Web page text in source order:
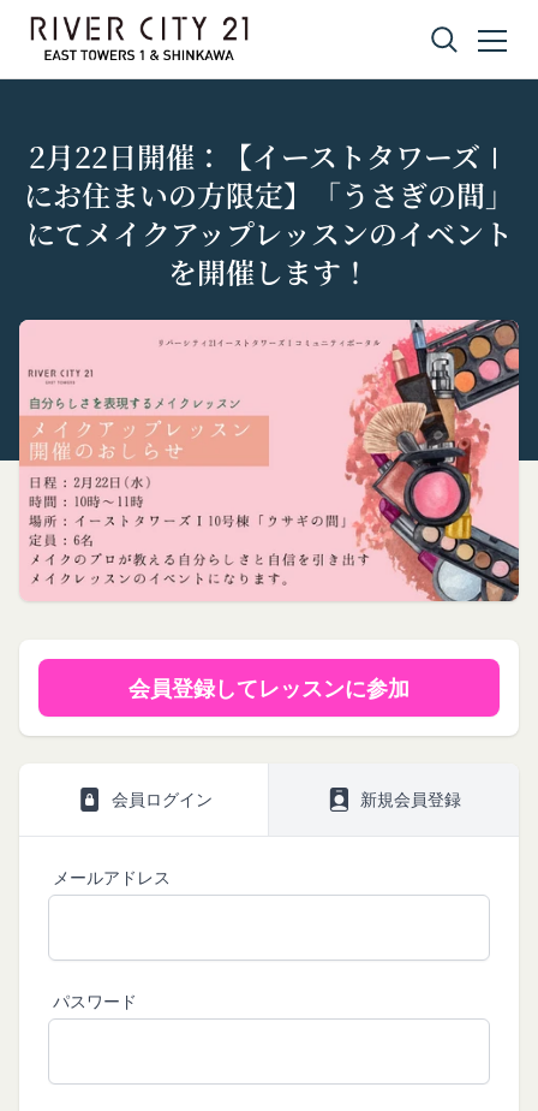
2月22日開催：【イーストタワーズⅠ
にお住まいの方限定】「うさぎの間」
にてメイクアップレッスンのイベント
を開催します！
会員登録してレッスンに参加
会員ログイン 新規会員登録
メールアドレス
パスワード
プライバシーポリシー
株式会社GOYOH（以下「当社」といいます。）
は、当社が運営する各サービスにおいて、個人情報
の保護に関する法律、その他関連する法令等を遵守
かりした情報を取り扱い、正確性および機密性の保
持に努めます。
本文中の用語の定義は、個人情報保護法および関連
お客様から直接取得する情報
す。）をご提供いただく場合があります。
情報
利用規約
株式会社GOYOHが運営するコミュニティポータル
サイトサービス（以下「本サービス」といいま
す。）のご利用規約（以下「本規約」といいま
本サービスをご利用される方は、ご登録される前に
本規約を必ずお読みになり、本規約に同意いただく
必要があります。
当該各号に定めるところによるものとします。
「本サービス」
携により利用できるすべてのサービスをいいます。
本利用規約に基づく利用契約を当社と締結している
「利用者」
Amazonギフト券
Amazon.co.jpで使えるデジタル商品券です。
会員情報に登録されているメールアドレス宛にギフ
ト券番号を贈ります。
ギフト券を適用する方法:
メールに記載されたギフト券番号をご用意くださ
ギフト券番号を入力し、 ここに適用を選択します。
Amazonギフト券の利用方法に関しましては、Amazon の
カスタマーサポート(0120-999-373 / 24時間対応) までお
こちら
をご確認ください。